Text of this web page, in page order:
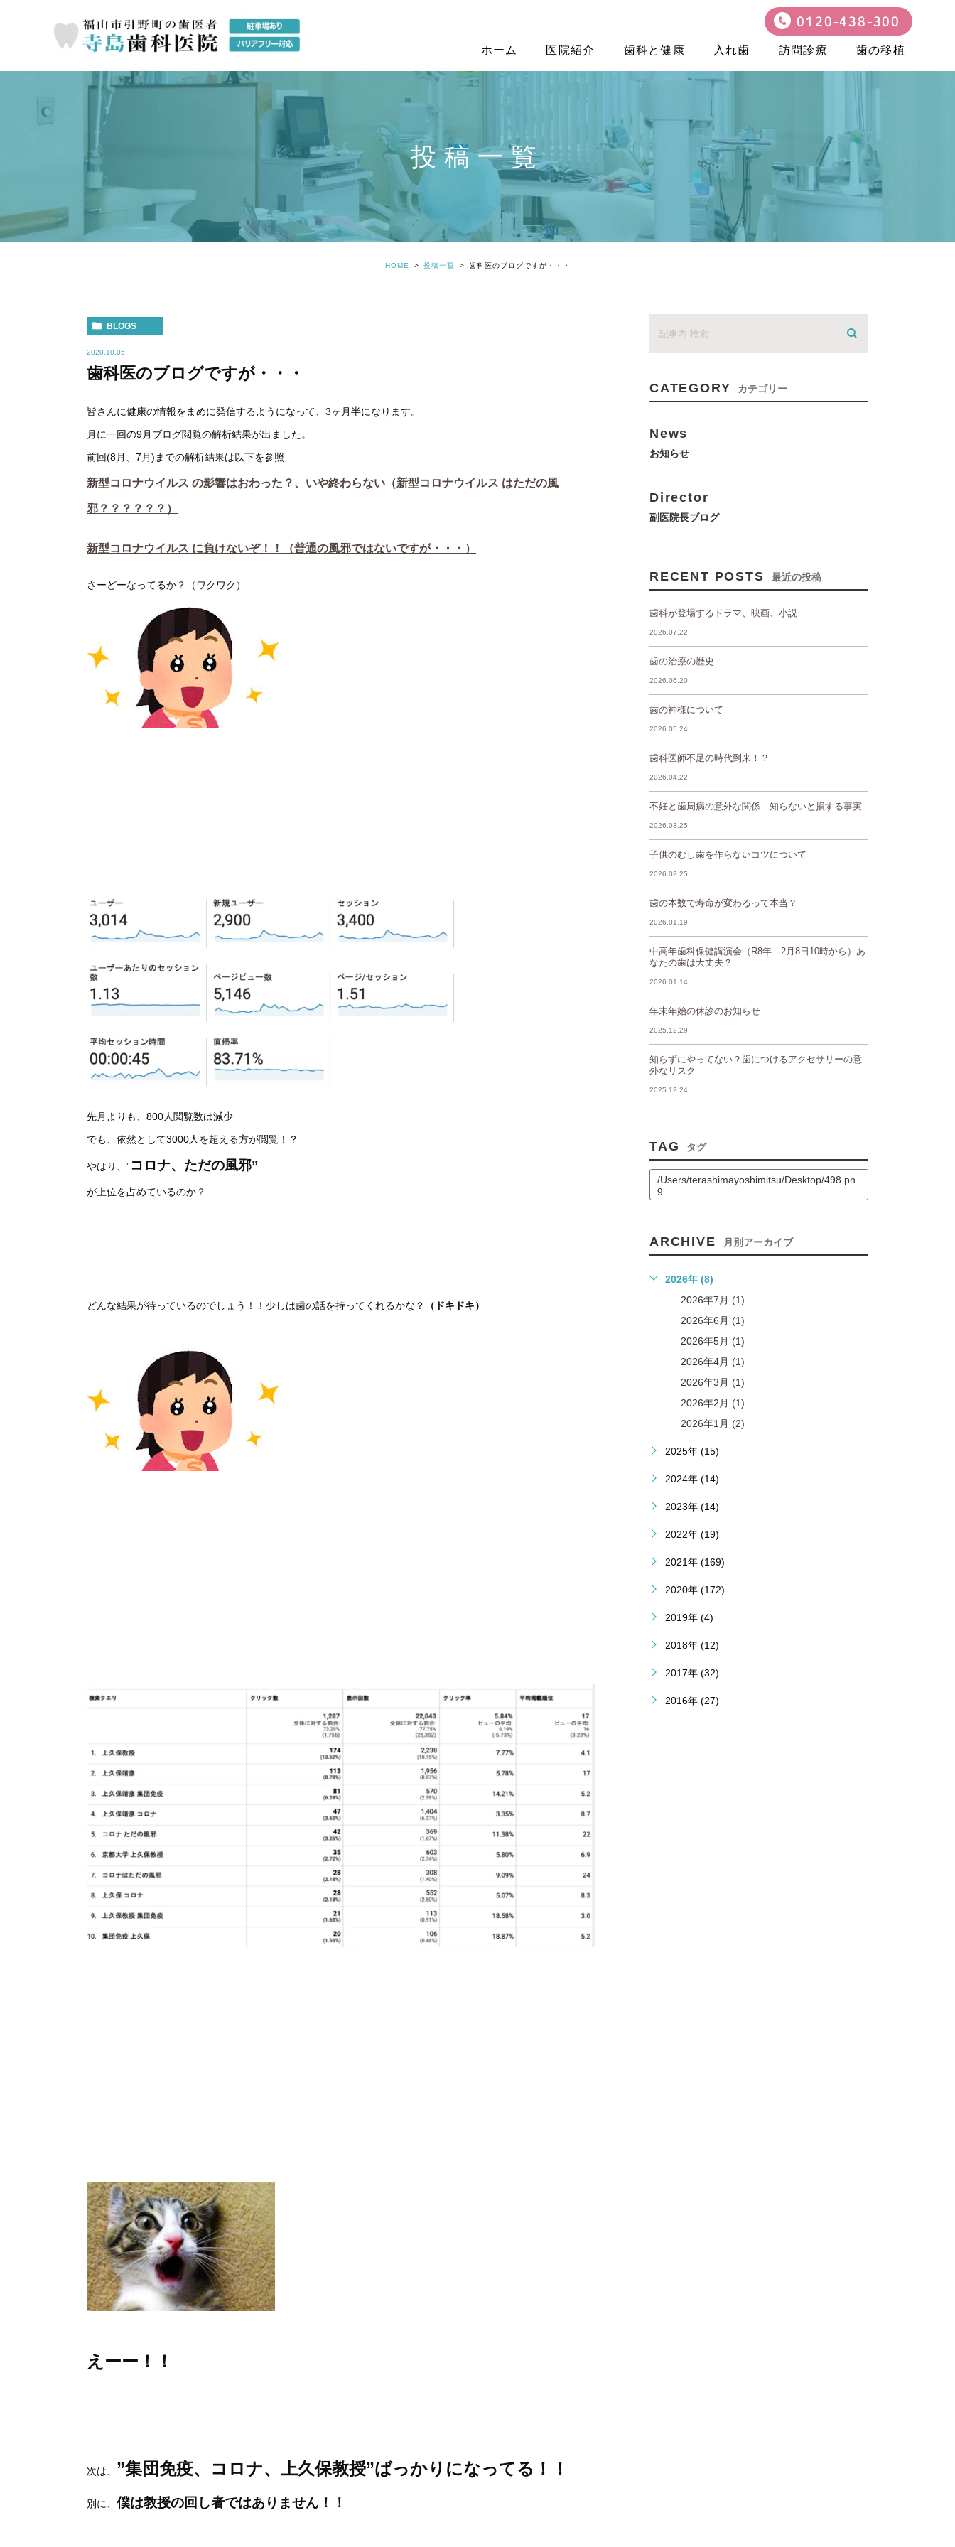
0120-438-300
ホーム 医院紹介 歯科と健康 入れ歯 訪問診療 歯の移植
投稿一覧
HOME 投稿一覧 歯科医のブログですが・・・
BLOGS
2020.10.05
歯科医のブログですが・・・
皆さんに健康の情報をまめに発信するようになって、3ヶ月半になります。
月に一回の9月ブログ閲覧の解析結果が出ました。
前回(8月、7月)までの解析結果は以下を参照
新型コロナウイルス の影響はおわった？、いや終わらない（新型コロナウイルス はただの風
邪？？？？？？）
新型コロナウイルス に負けないぞ！！（普通の風邪ではないですが・・・）
さーどーなってるか？（ワクワク）
先月よりも、800人閲覧数は減少
でも、依然として3000人を超える方が閲覧！？
やはり、”コロナ、ただの風邪”
が上位を占めているのか？
どんな結果が待っているのでしょう！！少しは歯の話を持ってくれるかな？ （ドキドキ）
えーー！！
次は、 ”集団免疫、コロナ、上久保教授”ばっかりになってる！！
別に、 僕は教授の回し者ではありません！！
CATEGORY カテゴリー
News
お知らせ
Director
副医院長ブログ
RECENT POSTS 最近の投稿
歯科が登場するドラマ、映画、小説
2026.07.22
歯の治療の歴史
2026.06.20
歯の神様について
2026.05.24
歯科医師不足の時代到来！？
2026.04.22
不妊と歯周病の意外な関係｜知らないと損する事実
2026.03.25
子供のむし歯を作らないコツについて
2026.02.25
歯の本数で寿命が変わるって本当？
2026.01.19
中高年歯科保健講演会（R8年 2月8日10時から）あ
なたの歯は大丈夫？
2026.01.14
年末年始の休診のお知らせ
2025.12.29
知らずにやってない？歯につけるアクセサリーの意
外なリスク
2025.12.24
TAG タグ
/Users/terashimayoshimitsu/Desktop/498.pn
g
ARCHIVE 月別アーカイブ
2026年 (8)
2026年7月 (1)
2026年6月 (1)
2026年5月 (1)
2026年4月 (1)
2026年3月 (1)
2026年2月 (1)
2026年1月 (2)
2025年 (15)
2024年 (14)
2023年 (14)
2022年 (19)
2021年 (169)
2020年 (172)
2019年 (4)
2018年 (12)
2017年 (32)
2016年 (27)